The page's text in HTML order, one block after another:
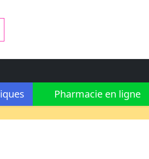
Pharmacie en ligne